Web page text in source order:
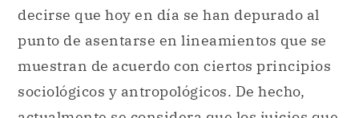
decirse que hoy en día se han depurado al
punto de asentarse en lineamientos que se
muestran de acuerdo con ciertos principios
sociológicos y antropológicos. De hecho,